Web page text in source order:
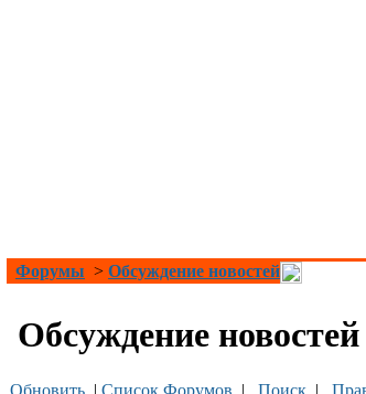
Форумы > Обсуждение новостей
Обсуждение новостей
Обновить | Список Форумов | Поиск |